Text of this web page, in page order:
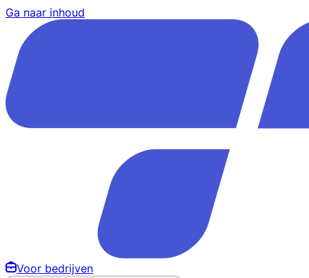
Ga naar inhoud
Voor bedrijven